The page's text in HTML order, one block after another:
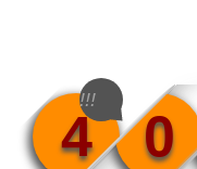
4 0
!!!